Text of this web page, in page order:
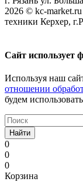
2026 © kc-
техники Керхер,
Сайт использует
Используя наш
отношении
будем
Найти
0
0
0
Корзина